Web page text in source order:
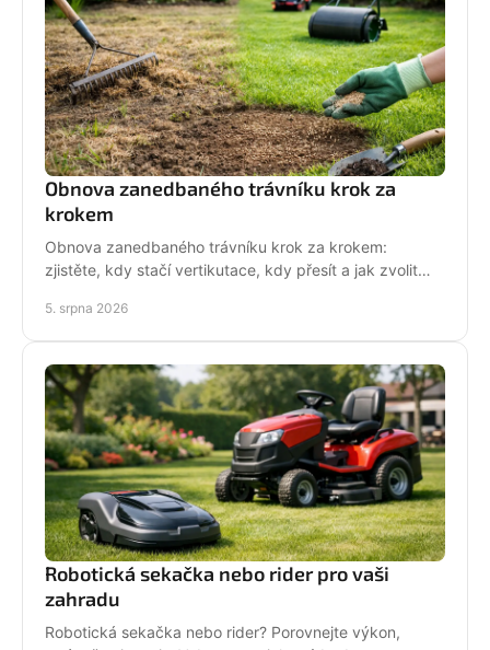
Obnova zanedbaného trávníku krok za
krokem
Obnova zanedbaného trávníku krok za krokem:
zjistěte, kdy stačí vertikutace, kdy přesít a jak zvolit
chyb
5. srpna 2026
Robotická sekačka nebo rider pro vaši
zahradu
Robotická sekačka nebo rider? Porovnejte výkon,